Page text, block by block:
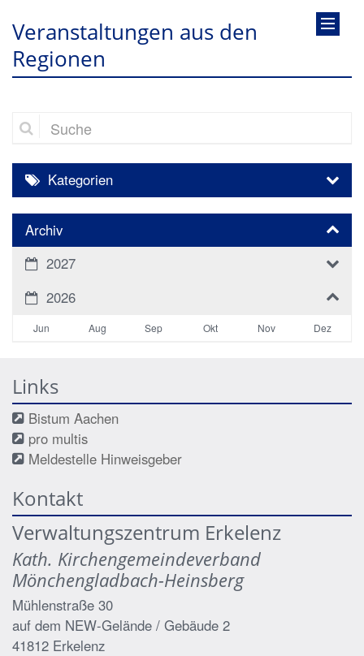
Veranstaltungen aus den
Regionen
Suche
Kategorien
Archiv
2027
2026
Jun Aug Sep Okt Nov Dez
Links
Bistum Aachen
pro multis
Meldestelle Hinweisgeber
Kontakt
Verwaltungszentrum Erkelenz
Kath. Kirchengemeindeverband
Mönchengladbach-Heinsberg
Mühlenstraße 30
auf dem NEW-Gelände / Gebäude 2
41812 Erkelenz